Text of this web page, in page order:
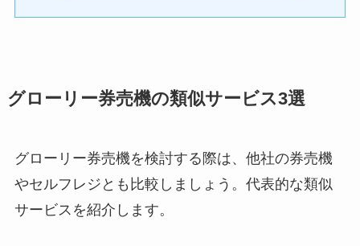
グローリー券売機の類似サービス3選
グローリー券売機を検討する際は、他社の券売機
やセルフレジとも比較しましょう。代表的な類似
サービスを紹介します。